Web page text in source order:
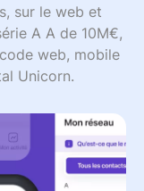
sur le web et
A A de 10M€,
web, mobile
Unicorn.